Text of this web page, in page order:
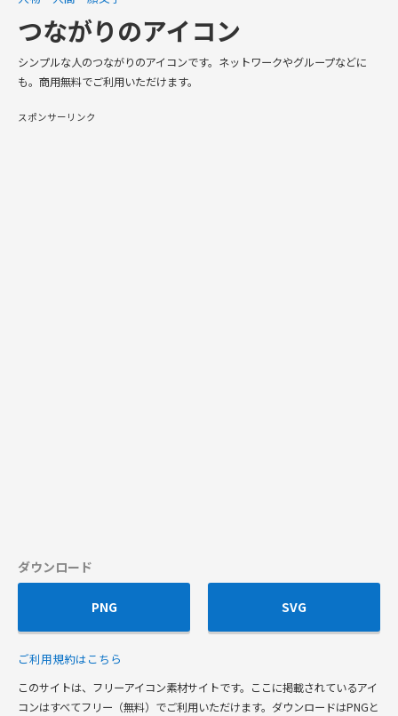
つながりのアイコン
シンプルな人のつながりのアイコンです。ネットワークやグループなどに
も。商用無料でご利用いただけます。
スポンサーリンク
ダウンロード
PNG SVG
ご利用規約はこちら
このサイトは、フリーアイコン素材サイトです。ここに掲載されているアイ
コンはすべてフリー（無料）でご利用いただけます。ダウンロードはPNGと